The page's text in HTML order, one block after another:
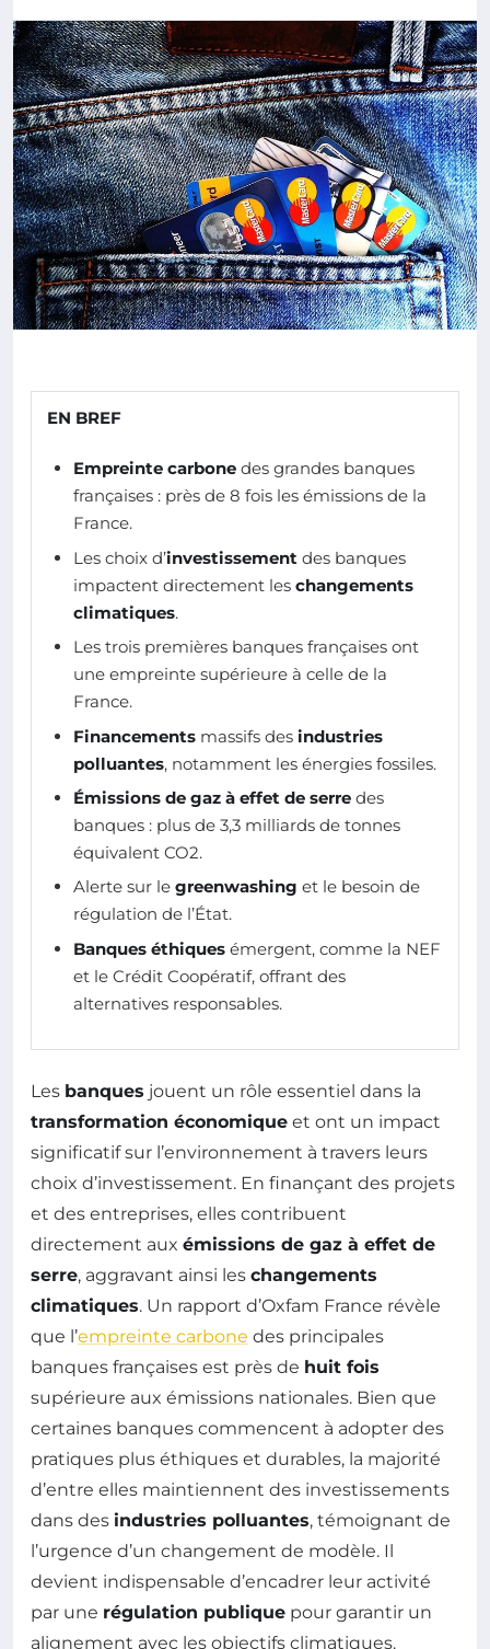
EN BREF
Empreinte carbone des grandes banques
françaises : près de 8 fois les émissions de la
France.
Les choix d’investissement des banques
impactent directement les changements
climatiques.
Les trois premières banques françaises ont
une empreinte supérieure à celle de la
France.
Financements massifs des industries
polluantes, notamment les énergies fossiles.
Émissions de gaz à effet de serre des
banques : plus de 3,3 milliards de tonnes
équivalent CO2.
Alerte sur le greenwashing et le besoin de
régulation de l’État.
Banques éthiques émergent, comme la NEF
et le Crédit Coopératif, offrant des
alternatives responsables.
Les banques jouent un rôle essentiel dans la
transformation économique et ont un impact
significatif sur l’environnement à travers leurs
choix d’investissement. En finançant des projets
et des entreprises, elles contribuent
directement aux émissions de gaz à effet de
serre, aggravant ainsi les changements
climatiques. Un rapport d’Oxfam France révèle
que l’empreinte carbone des principales
banques françaises est près de huit fois
supérieure aux émissions nationales. Bien que
certaines banques commencent à adopter des
pratiques plus éthiques et durables, la majorité
d’entre elles maintiennent des investissements
dans des industries polluantes, témoignant de
l’urgence d’un changement de modèle. Il
devient indispensable d’encadrer leur activité
par une régulation publique pour garantir un
alignement avec les objectifs climatiques.